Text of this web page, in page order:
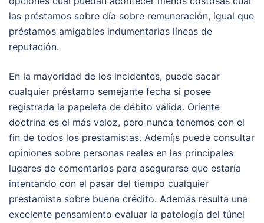
las préstamos sobre día sobre remuneración, igual que
préstamos amigables indumentarias líneas de
reputación.
En la mayoridad de los incidentes, puede sacar
cualquier préstamo semejante fecha si posee
registrada la papeleta de débito válida. Oriente
doctrina es el más veloz, pero nunca tenemos con el
fin de todos los prestamistas. Ademí¡s puede consultar
opiniones sobre personas reales en las principales
lugares de comentarios para asegurarse que estaría
intentando con el pasar del tiempo cualquier
prestamista sobre buena crédito. Además resulta una
excelente pensamiento evaluar la patologí­a del túnel